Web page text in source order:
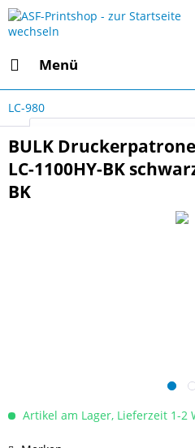
Menü
LC-980
BULK
LC-1100HY-BK
BK
Artikel am Lager, Lieferzeit 1-2